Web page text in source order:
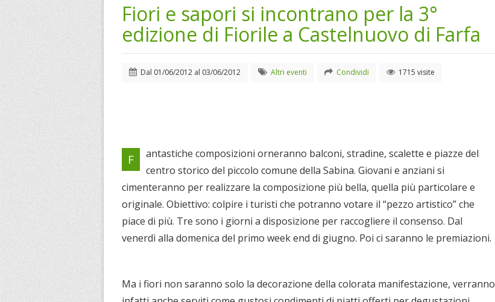
Fiori e sapori si incontrano per la 3°
edizione di Fiorile a Castelnuovo di Farfa
Dal 01/06/2012 al 03/06/2012 Altri eventi Condividi 1715 visite
F
antastiche composizioni orneranno balconi, stradine, scalette e piazze del
centro storico del piccolo comune della Sabina. Giovani e anziani si
cimenteranno per realizzare la composizione più bella, quella più particolare e
originale. Obiettivo: colpire i turisti che potranno votare il “pezzo artistico” che
piace di più. Tre sono i giorni a disposizione per raccogliere il consenso. Dal
venerdì alla domenica del primo week end di giugno. Poi ci saranno le premiazioni.
Ma i fiori non saranno solo la decorazione della colorata manifestazione, verranno